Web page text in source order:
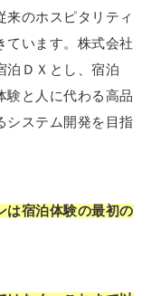
来のホスピタリティ
ています。株式会社
泊ＤＸとし、宿泊
験と人に代わる高品
システム開発を目指
は宿泊体験の最初の